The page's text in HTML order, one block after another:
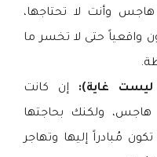
وأنت لا تحتاجها،
واقعياً حتى لا تخسر ما
ليست غاية): إن كانت
ولكنك بحاجتها
مُبادراً إليها وتهاجر